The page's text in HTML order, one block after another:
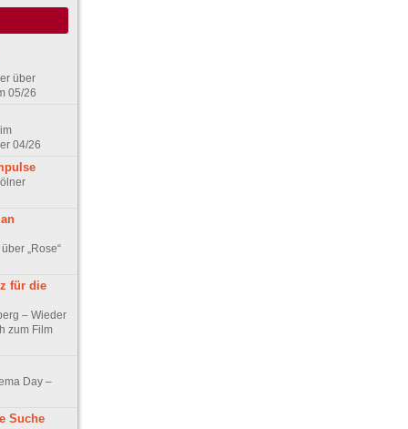
über
05/26
04/26
„Rose“
für die
– Wieder
zum Film
Day –
Suche